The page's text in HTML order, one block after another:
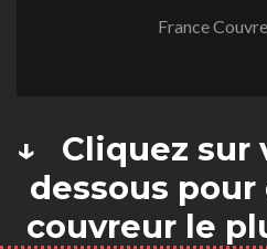
France
↓ Cliquez sur
dessous
couvreur le